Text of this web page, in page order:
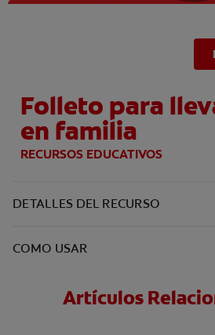
Folleto para
en familia
RECURSOS EDUCATIVOS
DETALLES DEL RECURSO
COMO USAR
Artículos